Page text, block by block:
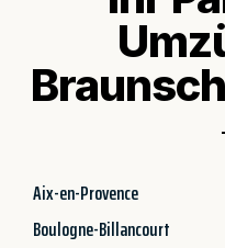
Aix-en-Provence
Boulogne-Billancourt